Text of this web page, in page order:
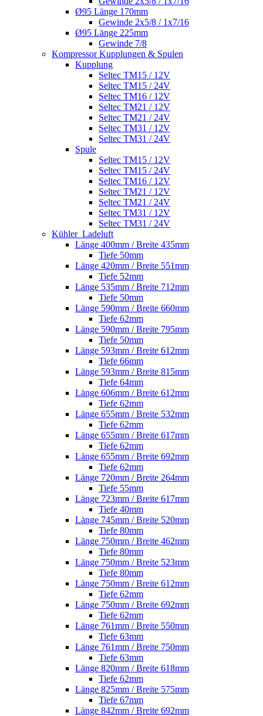
Ø95 Länge 170mm
Gewinde 2x5/8 / 1x7/16
Ø95 Länge 225mm
Gewinde 7/8
Kompressor Kupplungen & Spulen
Kupplung
Seltec TM15 / 12V
Seltec TM15 / 24V
Seltec TM16 / 12V
Seltec TM21 / 12V
Seltec TM21 / 24V
Seltec TM31 / 12V
Seltec TM31 / 24V
Spule
Seltec TM15 / 12V
Seltec TM15 / 24V
Seltec TM16 / 12V
Seltec TM21 / 12V
Seltec TM21 / 24V
Seltec TM31 / 12V
Seltec TM31 / 24V
Kühler_Ladeluft
Länge 400mm / Breite 435mm
Tiefe 50mm
Länge 420mm / Breite 551mm
Tiefe 52mm
Länge 535mm / Breite 712mm
Tiefe 50mm
Länge 590mm / Breite 660mm
Tiefe 62mm
Länge 590mm / Breite 795mm
Tiefe 50mm
Länge 593mm / Breite 612mm
Tiefe 66mm
Länge 593mm / Breite 815mm
Tiefe 64mm
Länge 606mm / Breite 612mm
Tiefe 62mm
Länge 655mm / Breite 532mm
Tiefe 62mm
Länge 655mm / Breite 617mm
Tiefe 62mm
Länge 655mm / Breite 692mm
Tiefe 62mm
Länge 720mm / Breite 264mm
Tiefe 55mm
Länge 723mm / Breite 617mm
Tiefe 40mm
Länge 745mm / Breite 520mm
Tiefe 80mm
Länge 750mm / Breite 462mm
Tiefe 80mm
Länge 750mm / Breite 523mm
Tiefe 80mm
Länge 750mm / Breite 612mm
Tiefe 62mm
Länge 750mm / Breite 692mm
Tiefe 62mm
Länge 761mm / Breite 550mm
Tiefe 63mm
Länge 761mm / Breite 750mm
Tiefe 63mm
Länge 820mm / Breite 618mm
Tiefe 62mm
Länge 825mm / Breite 575mm
Tiefe 67mm
Länge 842mm / Breite 692mm